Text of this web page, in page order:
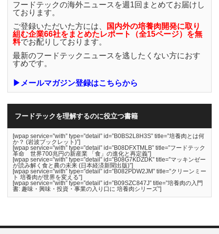
フードテックの海外ニュースを週1回まとめてお届けし
ております。
ご登録いただいた方には、
国内外の培養肉開発に取り
組む企業66社をまとめたレポート（全15ページ）を無
料でお配りしております。
最新のフードテックニュースを逃したくない方におす
すめです。
▶メールマガジン登録はこちらから
フードテックを理解するのに役立つ書籍
[wpap service=”with” type=”detail” id=”B0BS2L8H3S” title=”培養肉とは何
か？ (岩波ブックレット)”]
[wpap service=”with” type=”detail” id=”B08DFXTMLB” title=”フードテック
革命 世界700兆円の新産業 「食」の進化と再定義”]
[wpap service=”with” type=”detail” id=”B08G7KDZDK” title=”マッキンゼー
が読み解く食と農の未来 (日本経済新聞出版)”]
[wpap service=”with” type=”detail” id=”B082PDW2JM” title=”クリーンミー
ト 培養肉が世界を変える”]
[wpap service=”with” type=”detail” id=”B09SZC847J” title=”培養肉の入門
書: 趣味・興味・投資・事業の入り口に 培養肉シリーズ”]